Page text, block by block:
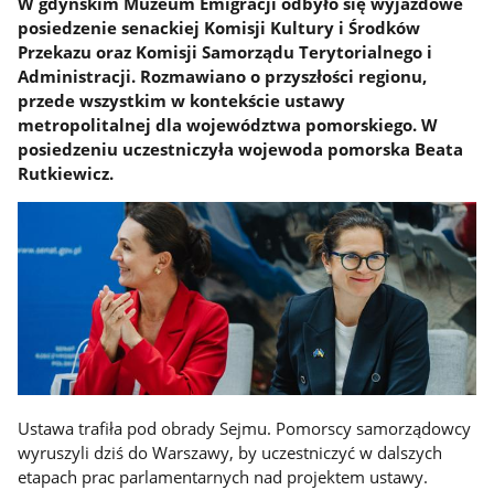
posiedzenie senackiej Komisji Kultury i Środków
Przekazu oraz Komisji Samorządu Terytorialnego i
Administracji. Rozmawiano o przyszłości regionu,
przede wszystkim w kontekście ustawy
metropolitalnej dla województwa pomorskiego. W
posiedzeniu uczestniczyła wojewoda pomorska Beata
Rutkiewicz.
Ustawa trafiła pod obrady Sejmu. Pomorscy samorządowcy
wyruszyli dziś do Warszawy, by uczestniczyć w dalszych
etapach prac parlamentarnych nad projektem ustawy.